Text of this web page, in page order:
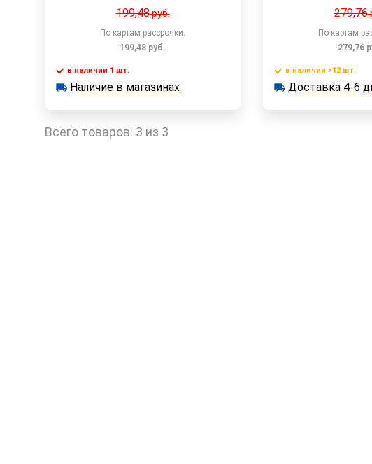
199,48руб.
По картам рассрочки:
199,48 руб.
В корзину
Быстрый заказ
в наличии 1 шт.
в наличии 1 шт.
Наличие в магазинах
279,76
По картам
279,76
В
в наличии >12 шт.
в наличии >12 шт.
Доставка 4-6
Всего товаров: 3 из 3